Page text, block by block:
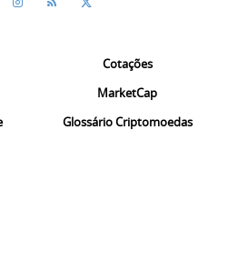
Cotações
MarketCap
Glossário Criptomoedas